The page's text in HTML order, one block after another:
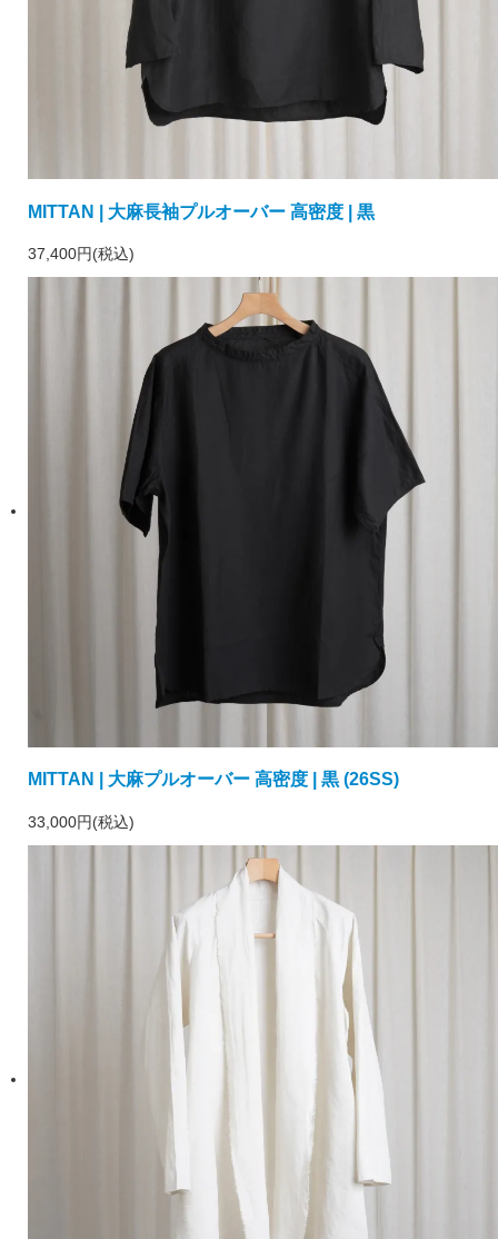
MITTAN | 大麻長袖プルオーバー 高密度 | 黒
37,400円(税込)
MITTAN | 大麻プルオーバー 高密度 | 黒 (26SS)
33,000円(税込)